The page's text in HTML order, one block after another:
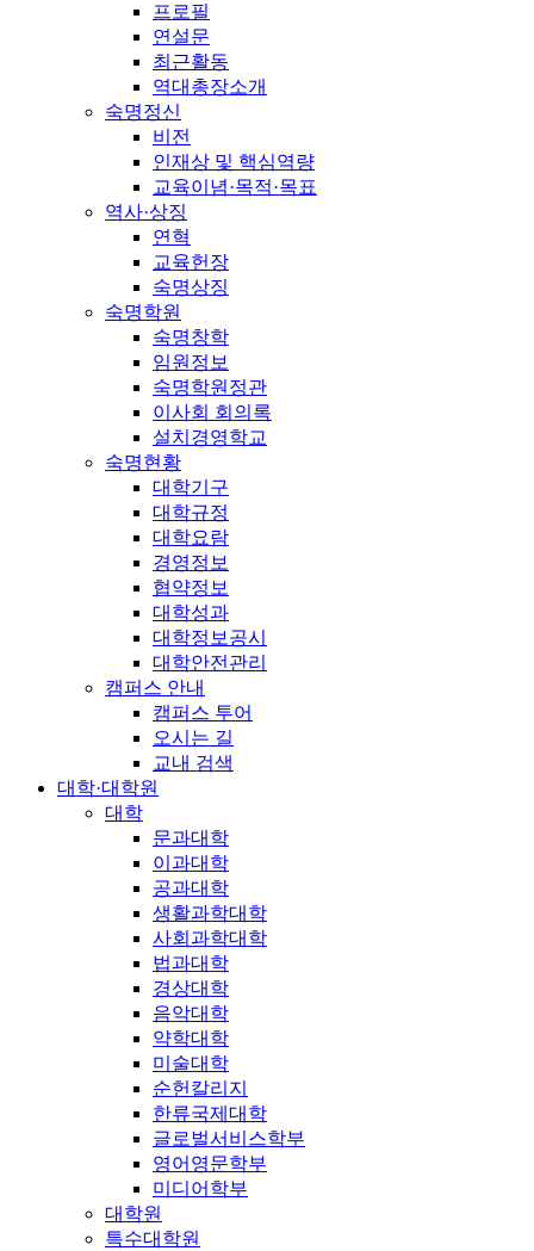
프로필
연설문
최근활동
역대총장소개
숙명정신
비전
인재상 및 핵심역량
교육이념·목적·목표
역사·상징
연혁
교육헌장
숙명상징
숙명학원
숙명창학
임원정보
숙명학원정관
이사회 회의록
설치경영학교
숙명현황
대학기구
대학규정
대학요람
경영정보
협약정보
대학성과
대학정보공시
대학안전관리
캠퍼스 안내
캠퍼스 투어
오시는 길
교내 검색
대학·대학원
대학
문과대학
이과대학
공과대학
생활과학대학
사회과학대학
법과대학
경상대학
음악대학
약학대학
미술대학
순헌칼리지
한류국제대학
글로벌서비스학부
영어영문학부
미디어학부
대학원
특수대학원